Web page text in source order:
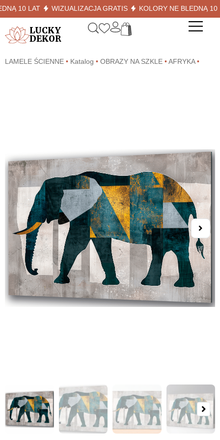
10 LAT WIZUALIZACJA GRATIS KOLORY NE BLEDNĄ 10 LAT
LUCKY
DEKOR
LAMELE ŚCIENNE • Katalog • OBRAZY NA SZKLE • AFRYKA•